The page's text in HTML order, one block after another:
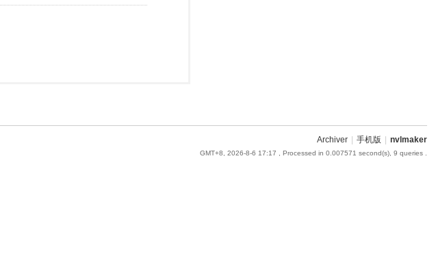
Archiver 手机版 nvlmaker
GMT+8, 2026-8-6 17:17 , Processed in 0.007571 second(s), 9 queries .